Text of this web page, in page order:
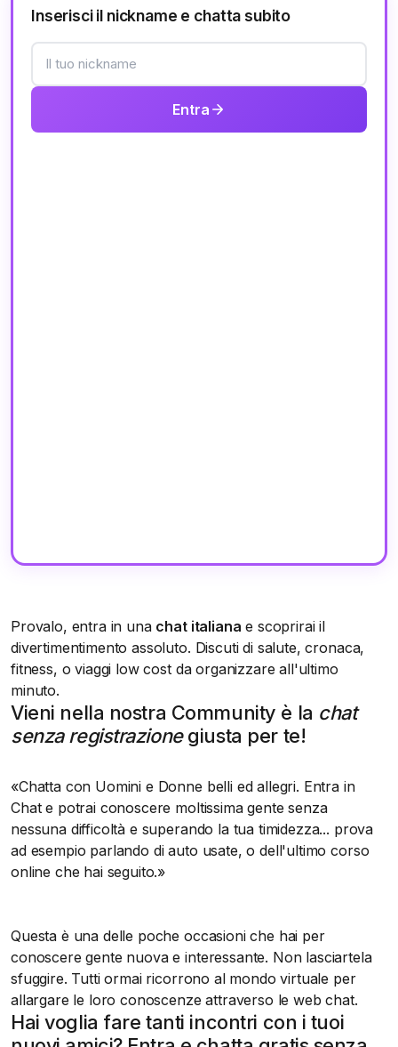
Inserisci il nickname e chatta subito
Entra
Provalo, entra in una chat italiana e scoprirai il
divertimentimento assoluto. Discuti di salute, cronaca,
fitness, o viaggi low cost da organizzare all'ultimo
minuto.
Vieni nella nostra Community è la chat
senza registrazionegiusta per te!
Chatta con Uomini e Donne belli ed allegri. Entra in
Chat e potrai conoscere moltissima gente senza
nessuna difficoltà e superando la tua timidezza... prova
ad esempio parlando di auto usate, o dell'ultimo corso
online che hai seguito.
Questa è una delle poche occasioni che hai per
conoscere gente nuova e interessante. Non lasciartela
sfuggire. Tutti ormai ricorrono al mondo virtuale per
allargare le loro conoscenze attraverso le web chat.
Hai voglia fare tanti incontri con i tuoi